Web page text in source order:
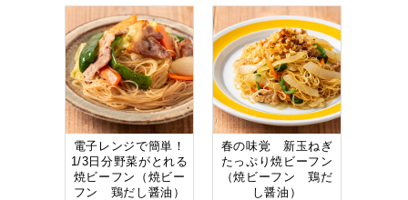
電子レンジで簡単！
1/3日分野菜がとれる
焼ビーフン（焼ビー
フン 鶏だし醤油）
春の味覚 新玉ねぎ
たっぷり焼ビーフン
（焼ビーフン 鶏だ
し醤油）